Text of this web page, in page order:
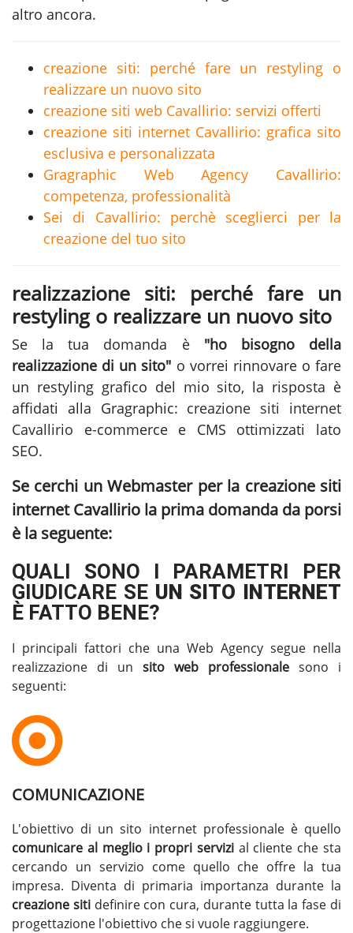
altro ancora.
creazione siti: perché fare un restyling o
realizzare un nuovo sito
creazione siti web Cavallirio: servizi offerti
creazione siti internet Cavallirio: grafica sito
esclusiva e personalizzata
Gragraphic Web Agency Cavallirio:
competenza, professionalità
Sei di Cavallirio: perchè sceglierci per la
creazione del tuo sito
realizzazione siti: perché fare un
restyling o realizzare un nuovo sito
Se la tua domanda è "ho bisogno della
realizzazione di un sito" o vorrei rinnovare o fare
un restyling grafico del mio sito, la risposta è
affidati alla Gragraphic: creazione siti internet
Cavallirio e-commerce e CMS ottimizzati lato
SEO.
Se cerchi un Webmaster per la creazione siti
internet Cavallirio la prima domanda da porsi
è la seguente:
QUALI SONO I PARAMETRI PER
GIUDICARE SEUN SITO INTERNET
È FATTO BENE?
I principali fattori che una Web Agency segue nella
realizzazione di un sito web professionale sono i
seguenti:
COMUNICAZIONE
L'obiettivo di un sito internet professionale è quello
comunicare al meglio i propri servizial cliente che sta
cercando un servizio come quello che offre la tua
impresa. Diventa di primaria importanza durante la
creazione sitidefinire con cura, durante tutta la fase di
progettazione l'obiettivo che si vuole raggiungere.